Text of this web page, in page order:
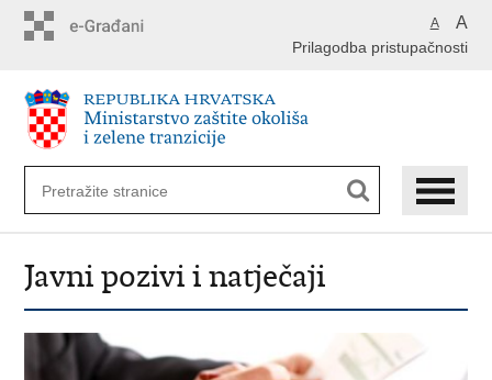
A A
Prilagodba pristupačnosti
Javni pozivi i natječaji